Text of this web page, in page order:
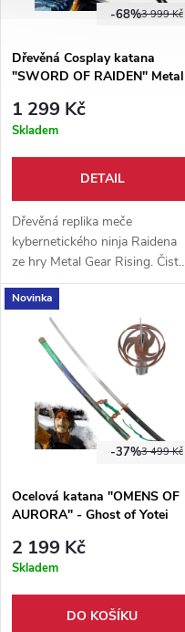
3 999 Kč
-68%
Dřevěná Cosplay katana
"SWORD OF RAIDEN" Metal
1 299 Kč
Skladem
DETAIL
Dřevěná replika meče
kybernetického ninja Raidena
ze hry Metal Gear Rising. Čistě
výstavní kus vhodný ke
cosplayi. Nyní ve dvou
barevných variantách!
Novinka
3 499 Kč
-37%
Ocelová katana "OMENS OF
AURORA" - Ghost of Yotei
2 199 Kč
Skladem
DO KOŠÍKU